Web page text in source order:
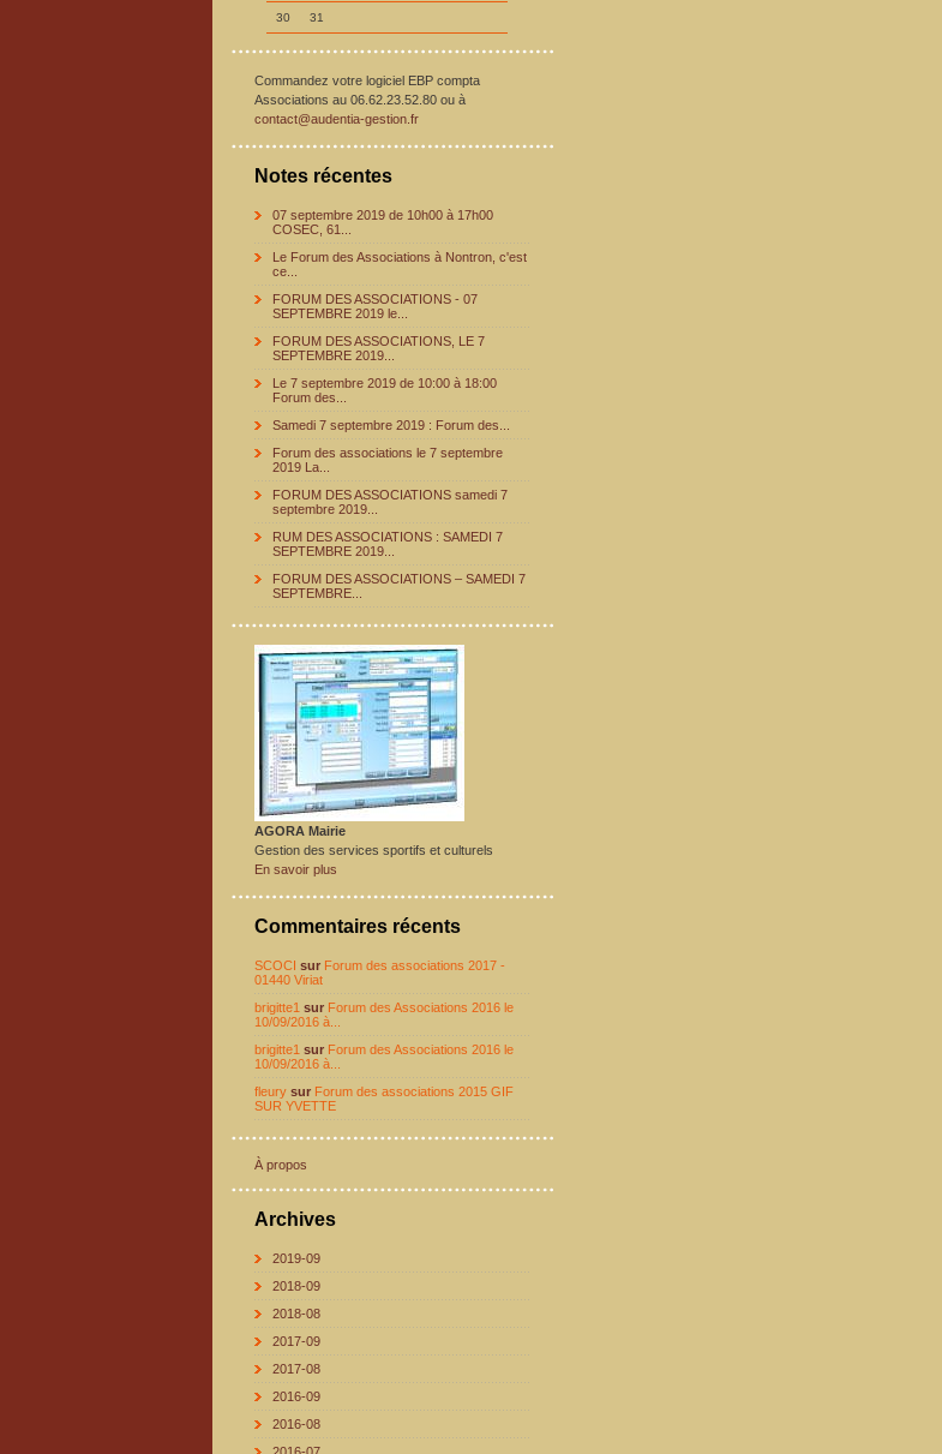
30 31
Commandez votre logiciel EBP compta
Associations au 06.62.23.52.80 ou à
contact@audentia-gestion.fr
Notes récentes
07 septembre 2019 de 10h00 à 17h00
COSEC, 61...
Le Forum des Associations à Nontron, c'est
ce...
FORUM DES ASSOCIATIONS - 07
SEPTEMBRE 2019 le...
FORUM DES ASSOCIATIONS, LE 7
SEPTEMBRE 2019...
Le 7 septembre 2019 de 10:00 à 18:00
Forum des...
Samedi 7 septembre 2019 : Forum des...
Forum des associations le 7 septembre
2019 La...
FORUM DES ASSOCIATIONS samedi 7
septembre 2019...
RUM DES ASSOCIATIONS : SAMEDI 7
SEPTEMBRE 2019...
FORUM DES ASSOCIATIONS – SAMEDI 7
SEPTEMBRE...
AGORA Mairie
Gestion des services sportifs et culturels
En savoir plus
Commentaires récents
SCOCI sur Forum des associations 2017 -
01440 Viriat
brigitte1 sur Forum des Associations 2016 le
10/09/2016 à...
brigitte1 sur Forum des Associations 2016 le
10/09/2016 à...
fleury sur Forum des associations 2015 GIF
SUR YVETTE
À propos
Archives
2019-09
2018-09
2018-08
2017-09
2017-08
2016-09
2016-08